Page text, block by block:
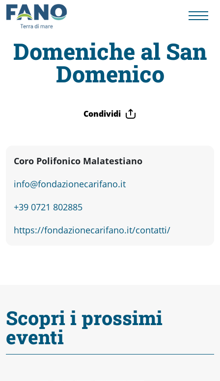
Fano
Cose
da
fare
Enogastronomia
Informazioni
Domeniche al San
Domenico
Condividi
Coro Polifonico Malatestiano
info@fondazionecarifano.it
+39 0721 802885
https://fondazionecarifano.it/contatti/
Scopri i prossimi
eventi